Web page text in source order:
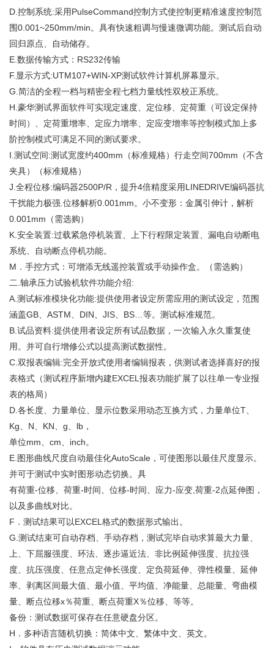
D.控制系统:采用PulseCommand控制方式使控制更精准速度控制范
围0.001~250mm/min。具有快速粗调与慢速微调功能。测试后自动
回归原点、自动储存。
E.数据传输方式：RS232传输
F.显示方式:UTM107+WIN-XP测试软件计算机屏幕显示。
G.简洁的全程一档与精密全程七档力量线性双校正系统。
H.豪华测试界面软件可实现定速度、定位移、定荷重（可设定保持
时间）、定荷重增率、定应力增率、定应变增率等控制模式加上多
阶控制模式可满足不同的测试要求。
I.测试空间:测试宽度约400mm（标准规格）行走空间700mm（不含
夹具）（标准规格）
J.全程位移:编码器2500P/R，提升4倍精度采用LINEDRIVE编码器抗
干扰能力极强.位移解析0.001mm。小不变形：金属引伸计，解析
0.001mm（需选购）
K.安全装置:过载紧急停机装置、上下行程限定装置、漏电自动断电
系统、自动断点停机功能。
M．手控方式：可增添无线遥控装置或手动操作盒。（需选购）
二.轴承压力试验机软件功能介绍:
A.测试标准模块化功能:提供使用者设定所需应用的测试设定，范围
涵盖GB、ASTM、DIN、JIS、BS…等。测试标准规范。
B.试品资料:提供使用者设定所有试品数据，一次输入永久重复使
用。并可自行增修公式以提高测试数据性。
C.双报表编辑:完全开放式使用者编辑报表，供测试者选择喜好的报
表格式（测试程序新增内建EXCEL报表功能扩展了以往单一专业报
表的格局）
D.各长度、力量单位、显示位数采用动态互换方式，力量单位T、
Kg、N、KN、g、lb，
单位mm、cm、inch。
E.图形曲线尺度自动最佳化AutoScale，可使图形以最佳尺度显示。
并可于测试中实时图形动态切换。具
有荷重-位移、荷重-时间、位移-时间、应力-应变,荷重-2点延伸图，
以及多曲线对比。
F．测试结果可以EXCEL格式的数据形式输出。
G.测试结束可自动存档、手动存档，测试完毕自动求算最大力量、
上、下屈服强度、环法、逐步逼近法、非比例延伸强度、抗拉强
度、抗压强度、任意点定伸长强度、定负荷延伸、弹性模量、延伸
率、剥离区间最大值、最小值、平均值、净能量、总能量、弯曲模
量、断点位移x％荷重、断点荷重X％位移、等等。
备份：测试数据可保存在任意硬盘分区。
H．多种语言随机切换：简体中文、繁体中文、英文。